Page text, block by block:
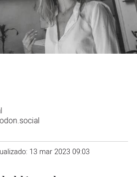
13 mar 2023 09:03